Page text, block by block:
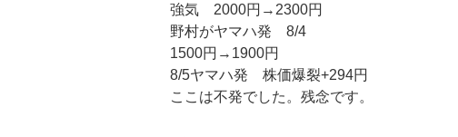
強気 2000円→2300円
野村がヤマハ発 8/4
1500円→1900円
8/5ヤマハ発 株価爆裂+294円
ここは不発でした。残念です。